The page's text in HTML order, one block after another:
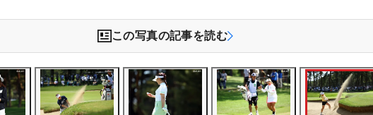
この写真の記事を読む